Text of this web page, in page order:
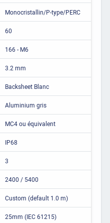
Monocristallin/P-type/PERC
60
166 - M6
3.2 mm
Backsheet Blanc
Aluminium gris
MC4 ou équivalent
IP68
3
2400 / 5400
Custom (default 1.0 m)
25mm (IEC 61215)